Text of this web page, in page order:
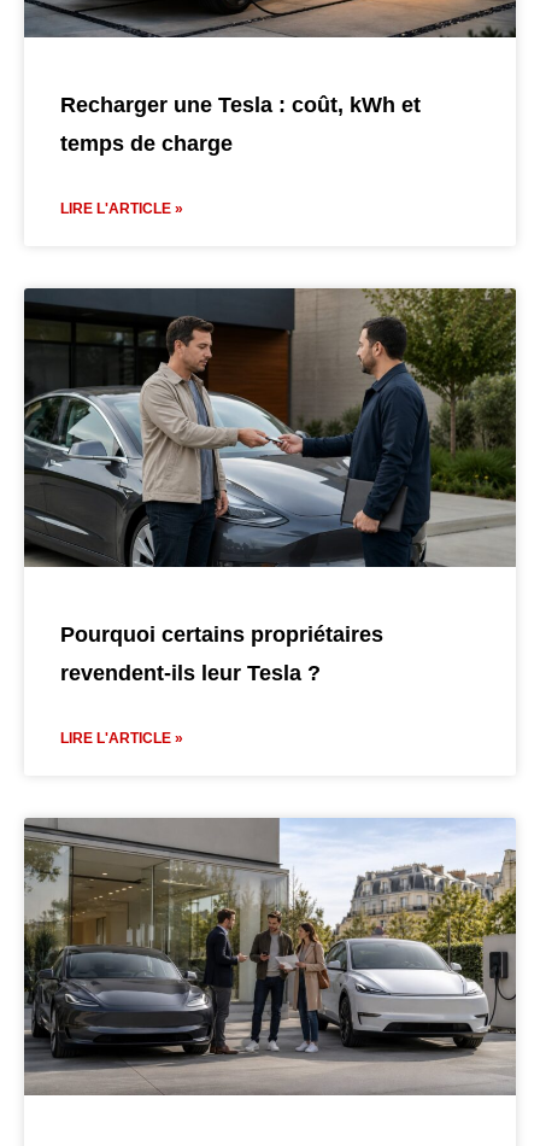
Recharger une Tesla : coût, kWh et
temps de charge
LIRE L'ARTICLE »
Pourquoi certains propriétaires
revendent-ils leur Tesla ?
LIRE L'ARTICLE »